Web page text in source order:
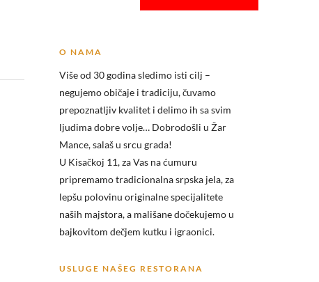
O NAMA
Više od 30 godina sledimo isti cilj –
negujemo običaje i tradiciju, čuvamo
prepoznatljiv kvalitet i delimo ih sa svim
ljudima dobre volje… Dobrodošli uŽar
Mance, salaš u srcu grada!
U Kisačkoj 11, za Vas na ćumuru
pripremamo tradicionalna srpska jela, za
lepšu polovinu originalne specijalitete
naših majstora, a mališane dočekujemo u
bajkovitom dečjem kutku i igraonici.
USLUGE NAŠEG RESTORANA